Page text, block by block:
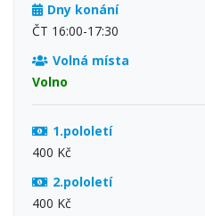
Dny konání
ČT 16:00-17:30
Volná místa
Volno
1.pololetí
400 Kč
2.pololetí
400 Kč